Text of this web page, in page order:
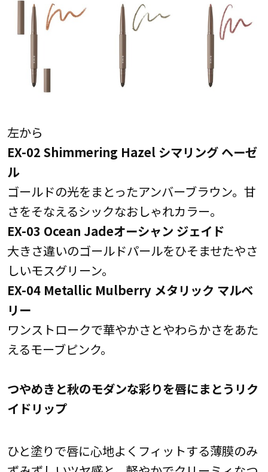
左から
EX-02 Shimmering Hazel シマリング ヘーゼ
ル
ゴールドの光をまとったアンバーブラウン。甘
さをそなえるシックなおしゃれカラー。
EX-03 Ocean Jadeオーシャン ジェイド
大きさ違いのゴールドパールをひそませたやさ
しいモスグリーン。
EX-04 Metallic Mulberry メタリック マルベ
リー
ワンストロークで華やかさとやわらかさをあた
えるモーブピンク。
つやめきと秋のモダンな彩りを唇にまとうリク
イドリップ
ひと塗りで唇に心地よくフィットする薄膜のみ